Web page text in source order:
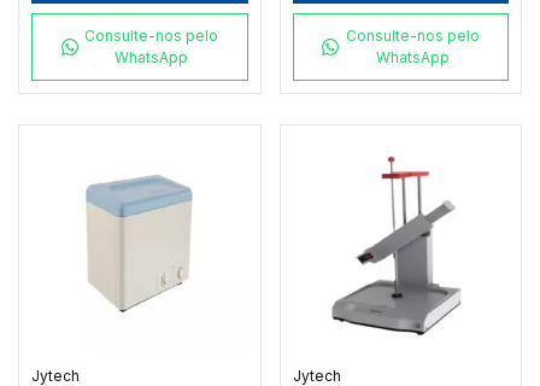
Consulte-nos pelo
WhatsApp
Consulte-nos pelo
WhatsApp
Jytech Jytech